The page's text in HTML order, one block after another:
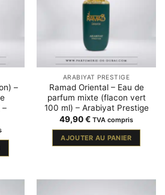
–
–
ARABIYAT PRESTIGE
Ramad Oriental – Eau de
parfum mixte (flacon vert
100 ml) – Arabiyat Prestige
49,90€ TVA compris
AJOUTER AU PANIER